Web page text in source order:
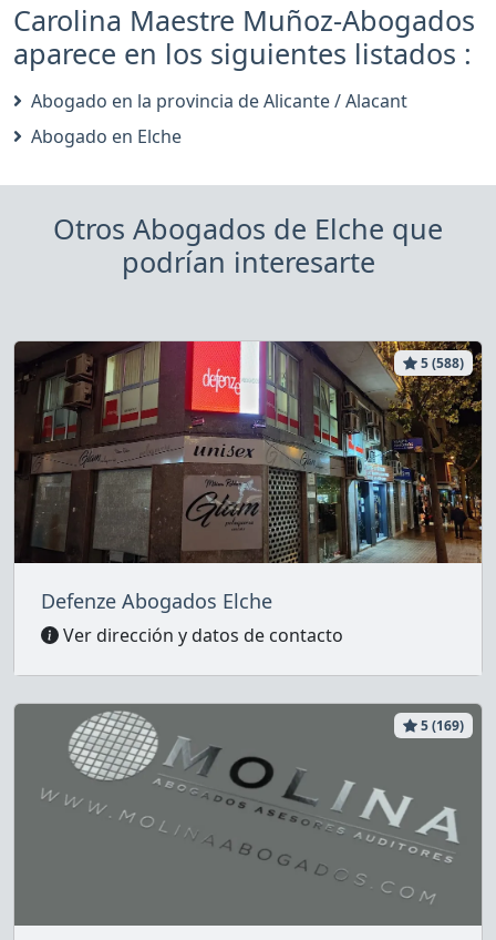
Carolina Maestre Muñoz-Abogados
aparece en los siguientes listados :
Abogado en la provincia de Alicante / Alacant
Abogado en Elche
Otros Abogados de Elche que
podrían interesarte
5 (588)
Defenze Abogados Elche
Ver dirección y datos de contacto
5 (169)